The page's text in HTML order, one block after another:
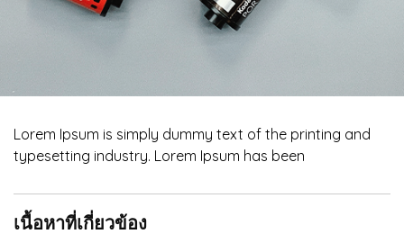
Lorem Ipsum is simply dummy text of the printing and
typesetting industry. Lorem Ipsum has been
เนื้อหาที่เกี่ยวข้อง